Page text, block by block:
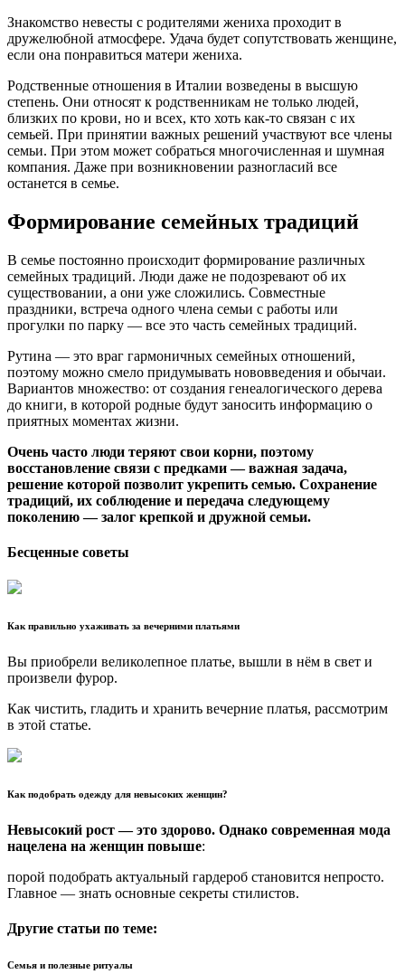
Знакомство невесты с родителями жениха проходит в
дружелюбной атмосфере. Удача будет сопутствовать женщине,
если она понравиться матери жениха.
Родственные отношения в Италии возведены в высшую
степень. Они относят к родственникам не только людей,
близких по крови, но и всех, кто хоть как-то связан с их
семьей. При принятии важных решений участвуют все члены
семьи. При этом может собраться многочисленная и шумная
компания. Даже при возникновении разногласий все
останется в семье.
Формирование семейных традиций
В семье постоянно происходит формирование различных
семейных традиций. Люди даже не подозревают об их
существовании, а они уже сложились. Совместные
праздники, встреча одного члена семьи с работы или
прогулки по парку — все это часть семейных традиций.
Рутина — это враг гармоничных семейных отношений,
поэтому можно смело придумывать нововведения и обычаи.
Вариантов множество: от создания генеалогического дерева
до книги, в которой родные будут заносить информацию о
приятных моментах жизни.
Очень часто люди теряют свои корни, поэтому
восстановление связи с предками — важная задача,
решение которой позволит укрепить семью. Сохранение
традиций, их соблюдение и передача следующему
поколению — залог крепкой и дружной семьи.
Бесценные советы
Как правильно ухаживать за вечерними платьями
Вы приобрели великолепное платье, вышли в нём в свет и
произвели фурор.
Как чистить, гладить и хранить вечерние платья, рассмотрим
в этой статье.
Как подобрать одежду для невысоких женщин?
Невысокий рост — это здорово. Однако современная мода
нацелена на женщин повыше:
порой подобрать актуальный гардероб становится непросто.
Главное — знать основные секреты стилистов.
Другие статьи по теме:
Семья и полезные ритуалы